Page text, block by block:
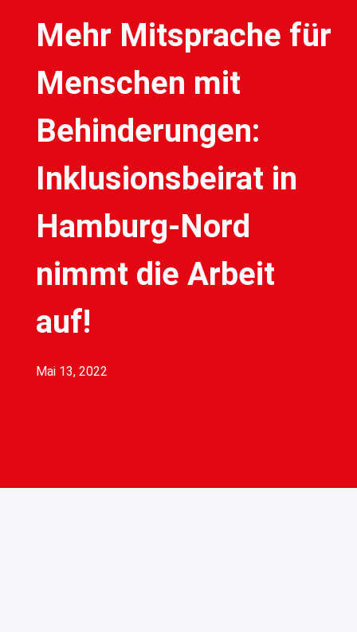
Mehr Mitsprache für
Menschen mit
Behinderungen:
Inklusionsbeirat in
Hamburg-Nord
nimmt die Arbeit
auf!
Mai 13, 2022